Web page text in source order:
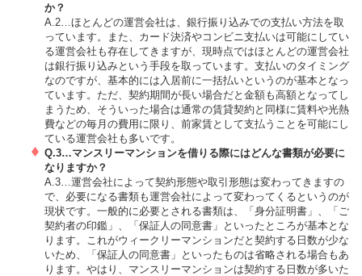
か？
A.2…ほとんどの運営会社は、銀行振り込みでの支払い方法を取
っています。また、カード決済やコンビニ支払いは可能にしてい
る運営会社も存在してきますが、現時点ではほとんどの運営会社
は銀行振り込みという手段を取っています。支払いのタイミング
なのですが、基本的には入居前に一括払いというのが基本となっ
ています。ただ、契約期間が長い場合だと金額も高額となってし
まうため、そういった場合は通常の賃貸契約と同様に賃料や光熱
費などの毎月の費用に限り、前家賃として支払うことを可能にし
ている運営会社も多いです。
Q.3…マンスリーマンションを借りる際にはどんな書類が必要に
なりますか？
A.3…運営会社によって契約形態や取引形態は変わってきますの
で、必要になる書類も運営会社によって変わってくるというのが
現状です。一般的に必要とされる書類は、「身分証明書」、「ご
契約者の印鑑」、「保証人の同意書」といったところが基本とな
ります。これがウィークリーマンションだと契約する日数が少な
いため、「保証人の同意書」といったものは省略される場合もあ
ります。やはり、マンスリーマンションは契約する日数が多いた